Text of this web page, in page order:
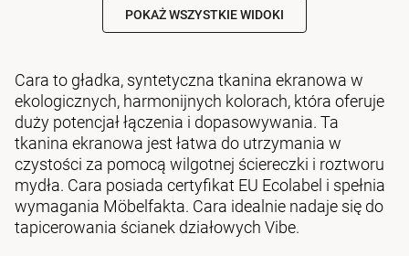
POKAŻ WSZYSTKIE WIDOKI
Cara to gładka, syntetyczna tkanina ekranowa w
ekologicznych, harmonijnych kolorach, która oferuje
duży potencjał łączenia i dopasowywania. Ta
tkanina ekranowa jest łatwa do utrzymania w
czystości za pomocą wilgotnej ściereczki i roztworu
mydła. Cara posiada certyfikat EU Ecolabel i spełnia
wymagania Möbelfakta. Cara idealnie nadaje się do
tapicerowania ścianek działowych Vibe.